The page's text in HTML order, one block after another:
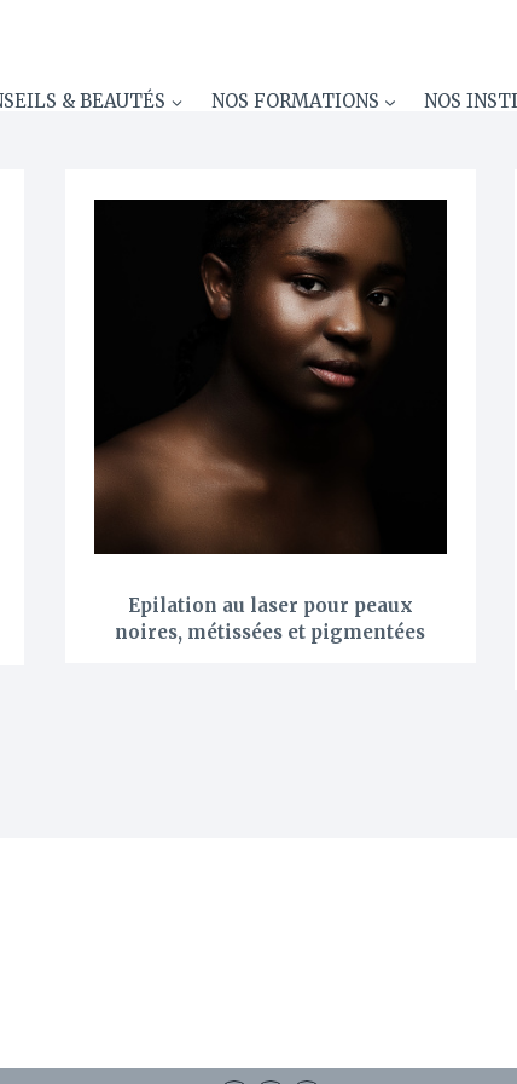
& BEAUTÉS NOS FORMATIONS NOS
Epilation au laser pour peaux
noires, métissées et pigmentées